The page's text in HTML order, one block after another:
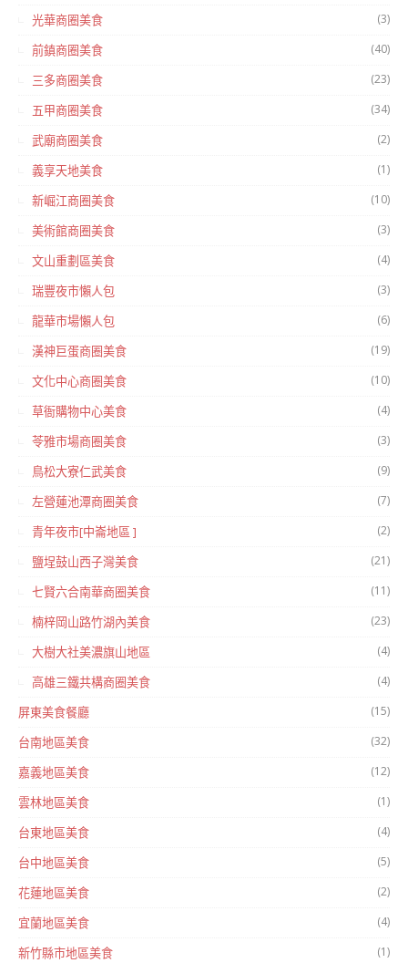
光華商圈美食 (3)
前鎮商圈美食 (40)
三多商圈美食 (23)
五甲商圈美食 (34)
武廟商圈美食 (2)
義享天地美食 (1)
新崛江商圈美食 (10)
美術館商圈美食 (3)
文山重劃區美食 (4)
瑞豐夜市懶人包 (3)
龍華市場懶人包 (6)
漢神巨蛋商圈美食 (19)
文化中心商圈美食 (10)
草衙購物中心美食 (4)
苓雅市場商圈美食 (3)
鳥松大寮仁武美食 (9)
左營蓮池潭商圈美食 (7)
青年夜市[中崙地區 ] (2)
鹽埕鼓山西子灣美食 (21)
七賢六合南華商圈美食 (11)
楠梓岡山路竹湖內美食 (23)
大樹大社美濃旗山地區 (4)
高雄三鐵共構商圈美食 (4)
屏東美食餐廳 (15)
台南地區美食 (32)
嘉義地區美食 (12)
雲林地區美食 (1)
台東地區美食 (4)
台中地區美食 (5)
花蓮地區美食 (2)
宜蘭地區美食 (4)
新竹縣市地區美食 (1)